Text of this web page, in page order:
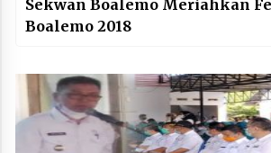
Sekwan Boalemo Meriahkan
Boalemo 2018